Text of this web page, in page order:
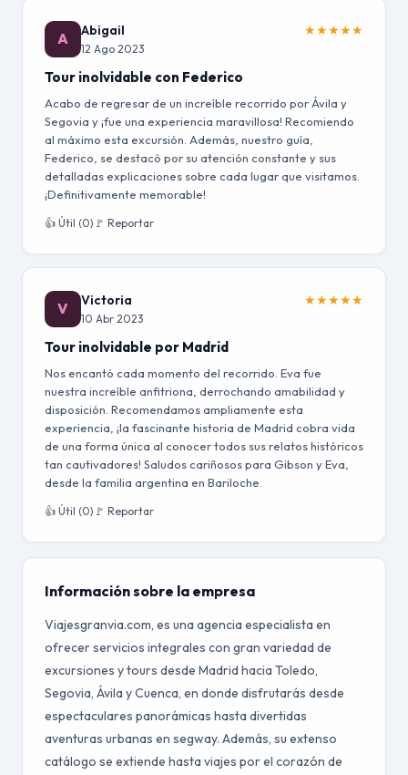
A Abigail
12 Ago 2023
★★★★★
Tour inolvidable con Federico
Acabo de regresar de un increíble recorrido por Ávila y
Segovia y ¡fue una experiencia maravillosa! Recomiendo
al máximo esta excursión. Además, nuestro guía,
Federico, se destacó por su atención constante y sus
detalladas explicaciones sobre cada lugar que visitamos.
¡Definitivamente memorable!
👍 Útil (0) 🚩 Reportar
V Victoria
10 Abr 2023
★★★★★
Tour inolvidable por Madrid
Nos encantó cada momento del recorrido. Eva fue
nuestra increíble anfitriona, derrochando amabilidad y
disposición. Recomendamos ampliamente esta
experiencia, ¡la fascinante historia de Madrid cobra vida
de una forma única al conocer todos sus relatos históricos
tan cautivadores! Saludos cariñosos para Gibson y Eva,
desde la familia argentina en Bariloche.
👍 Útil (0) 🚩 Reportar
Información sobre la empresa
Viajesgranvia.com, es una agencia especialista en
ofrecer servicios integrales con gran variedad de
excursiones y tours desde Madrid hacia Toledo,
Segovia, Ávila y Cuenca, en donde disfrutarás desde
espectaculares panorámicas hasta divertidas
aventuras urbanas en segway. Además, su extenso
catálogo se extiende hasta viajes por el corazón de